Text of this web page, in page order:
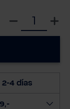
c
o
4 días